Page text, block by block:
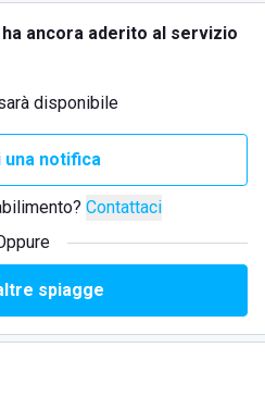
ancora aderito al servizio
disponibile
una notifica
Contattaci
spiagge